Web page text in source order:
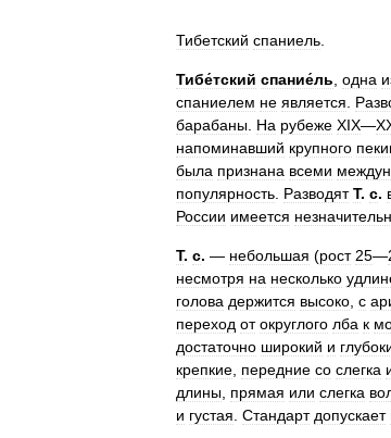
Тибетский спаниель
Тибе́тский спание́ль одна
спаниелем не является
барабаны На рубеже XIX—
напоминавший крупного
была признана всеми
популярность Разводят Т. с.
России имеется
Т. с. — небольшая (рост 25—
несмотря на несколько
голова держится высоко с
переход от округлого лба к
достаточно широкий и
крепкие передние со слегка
длины прямая или слегка
и густая Стандарт допускает